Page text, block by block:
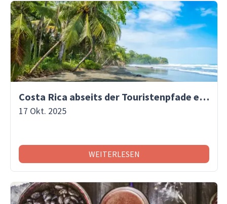
Costa Rica abseits der Touristenpfade entdecken
17 Okt. 2025
WEITERLESEN